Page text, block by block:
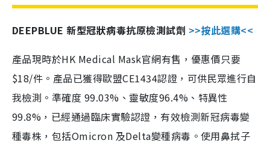
DEEPBLUE 新型冠狀病毒抗原檢測試劑 >>按此選購<<
產品現時於HK Medical Mask官網有售，優惠價只要
$18/件。產品已獲得歐盟CE1434認證，可供民眾進行自
我檢測。準確度 99.03%、靈敏度96.4%、特異性
99.8%，已經通過臨床實驗認證，有效檢測新冠病毒變
種毒株，包括Omicron 及Delta變種病毒。使用鼻拭子